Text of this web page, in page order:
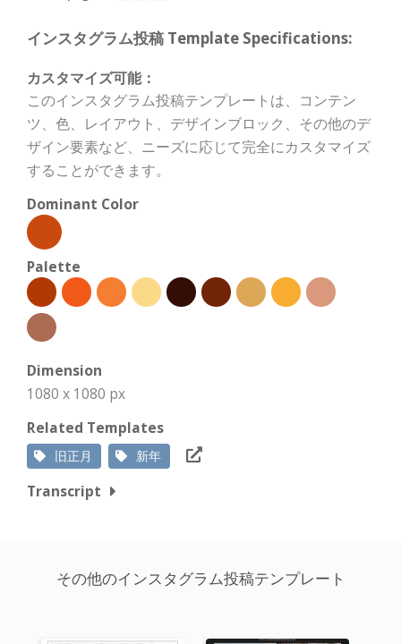
インスタグラム投稿 Template Specifications:
カスタマイズ可能：
このインスタグラム投稿テンプレートは、コンテン
ツ、色、レイアウト、デザインブロック、その他のデ
ザイン要素など、ニーズに応じて完全にカスタマイズ
することができます。
Dominant Color
Palette
Dimension
1080 x 1080 px
Related Templates
旧正月 新年
Transcript
その他のインスタグラム投稿テンプレート